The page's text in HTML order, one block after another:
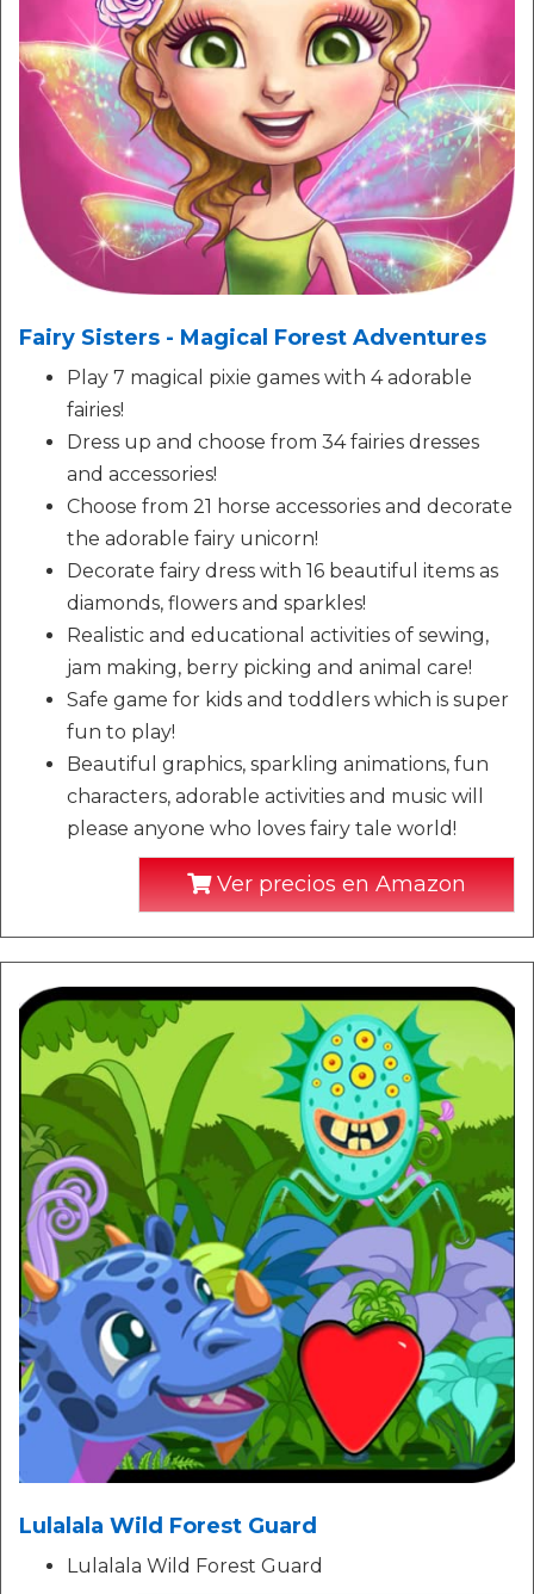
Fairy Sisters - Magical Forest Adventures
Play 7 magical pixie games with 4 adorable
fairies!
Dress up and choose from 34 fairies dresses
and accessories!
Choose from 21 horse accessories and decorate
the adorable fairy unicorn!
Decorate fairy dress with 16 beautiful items as
diamonds, flowers and sparkles!
Realistic and educational activities of sewing,
jam making, berry picking and animal care!
Safe game for kids and toddlers which is super
fun to play!
Beautiful graphics, sparkling animations, fun
characters, adorable activities and music will
please anyone who loves fairy tale world!
Ver precios en Amazon
Lulalala Wild Forest Guard
Lulalala Wild Forest Guard